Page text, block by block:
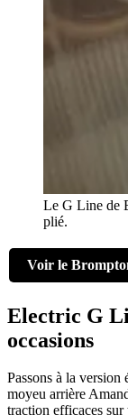
Le G Line de
plié.
Voir le
Electric G
occasions
Passons à la
moyeu arrière
traction efficaces sur